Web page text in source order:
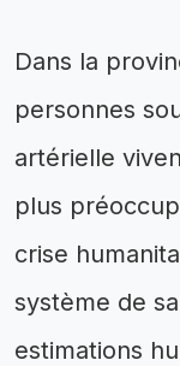
Dans la
personnes
artérielle
plus
crise
système de
estimations